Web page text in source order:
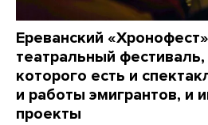
Ереванский
театральный
которого есть и
и работы эмигрантов, и
проекты